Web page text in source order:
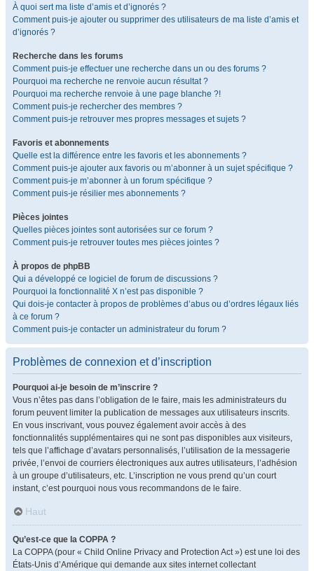
À quoi sert ma liste d’amis et d’ignorés ?
Comment puis-je ajouter ou supprimer des utilisateurs de ma liste d’amis et
d’ignorés ?
Recherche dans les forums
Comment puis-je effectuer une recherche dans un ou des forums ?
Pourquoi ma recherche ne renvoie aucun résultat ?
Pourquoi ma recherche renvoie à une page blanche ?!
Comment puis-je rechercher des membres ?
Comment puis-je retrouver mes propres messages et sujets ?
Favoris et abonnements
Quelle est la différence entre les favoris et les abonnements ?
Comment puis-je ajouter aux favoris ou m’abonner à un sujet spécifique ?
Comment puis-je m’abonner à un forum spécifique ?
Comment puis-je résilier mes abonnements ?
Pièces jointes
Quelles pièces jointes sont autorisées sur ce forum ?
Comment puis-je retrouver toutes mes pièces jointes ?
À propos de phpBB
Qui a développé ce logiciel de forum de discussions ?
Pourquoi la fonctionnalité X n’est pas disponible ?
Qui dois-je contacter à propos de problèmes d’abus ou d’ordres légaux liés
à ce forum ?
Comment puis-je contacter un administrateur du forum ?
Problèmes de connexion et d’inscription
Pourquoi ai-je besoin de m’inscrire ?
Vous n’êtes pas dans l’obligation de le faire, mais les administrateurs du
forum peuvent limiter la publication de messages aux utilisateurs inscrits.
En vous inscrivant, vous pouvez également avoir accès à des
fonctionnalités supplémentaires qui ne sont pas disponibles aux visiteurs,
tels que l’affichage d’avatars personnalisés, l’utilisation de la messagerie
privée, l’envoi de courriers électroniques aux autres utilisateurs, l’adhésion
à un groupe d’utilisateurs, etc. L’inscription ne vous prend qu’un court
instant, c’est pourquoi nous vous recommandons de le faire.
Haut
Qu’est-ce que la COPPA ?
La COPPA (pour « Child Online Privacy and Protection Act ») est une loi des
États-Unis d’Amérique qui demande aux sites internet collectant